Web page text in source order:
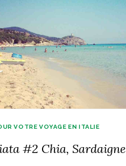
VOTRE VOYAGE EN ITALIE
#2 Chia, Sardaigne